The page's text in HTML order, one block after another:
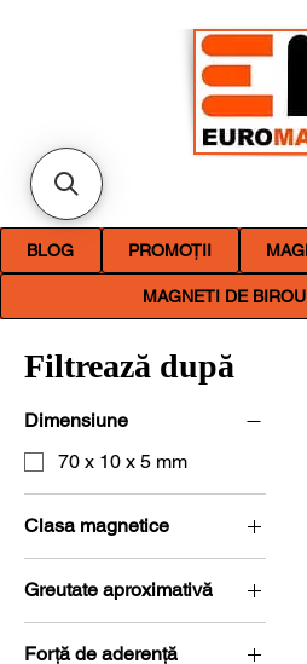
BLOG PROMOȚII
MAGNETI DE BIROU
Filtrează după
Dimensiune
70 x 10 x 5 mm
Clasa magnetice
N35
Greutate aproximativă
26,738 g
Forță de aderență